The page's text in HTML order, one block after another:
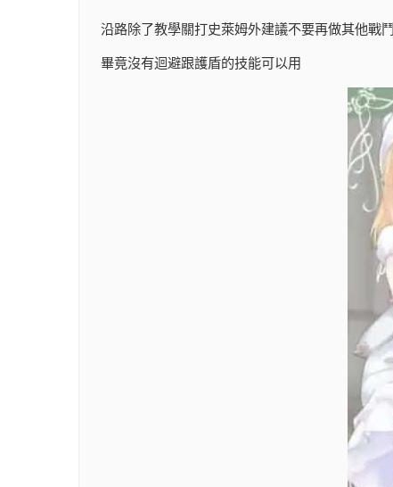
沿路除了教學關打史萊姆外建議不要再做其他戰鬥
畢竟沒有迴避跟護盾的技能可以用